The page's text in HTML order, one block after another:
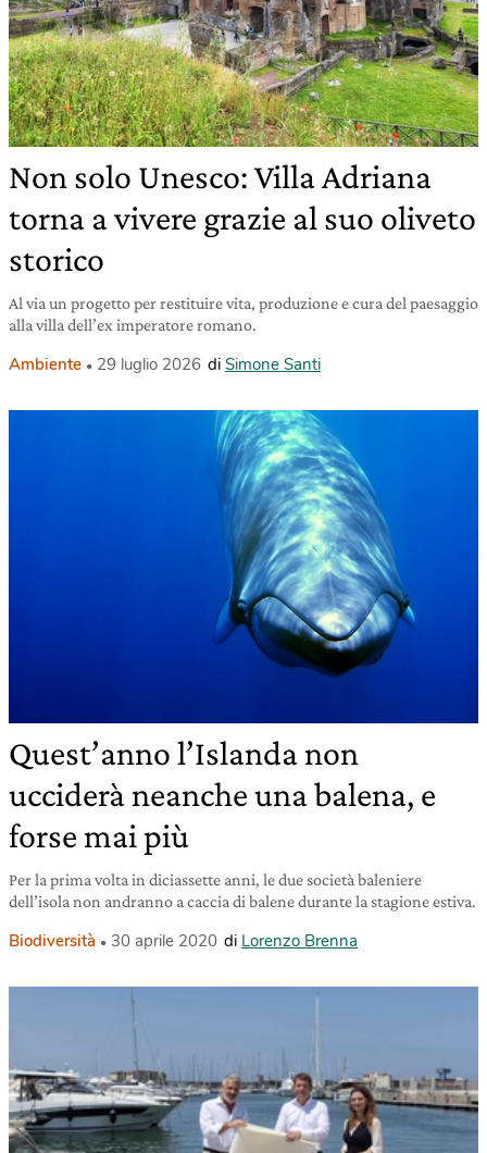
Non solo Unesco: Villa Adriana
torna a vivere grazie al suo oliveto
storico
Al via un progetto per restituire vita, produzione e cura del paesaggio
alla villa dell’ex imperatore romano.
Ambiente 29 luglio 2026 di Simone Santi
Quest’anno l’Islanda non
ucciderà neanche una balena, e
forse mai più
Per la prima volta in diciassette anni, le due società baleniere
dell’isola non andranno a caccia di balene durante la stagione estiva.
Biodiversità 30 aprile 2020 di Lorenzo Brenna